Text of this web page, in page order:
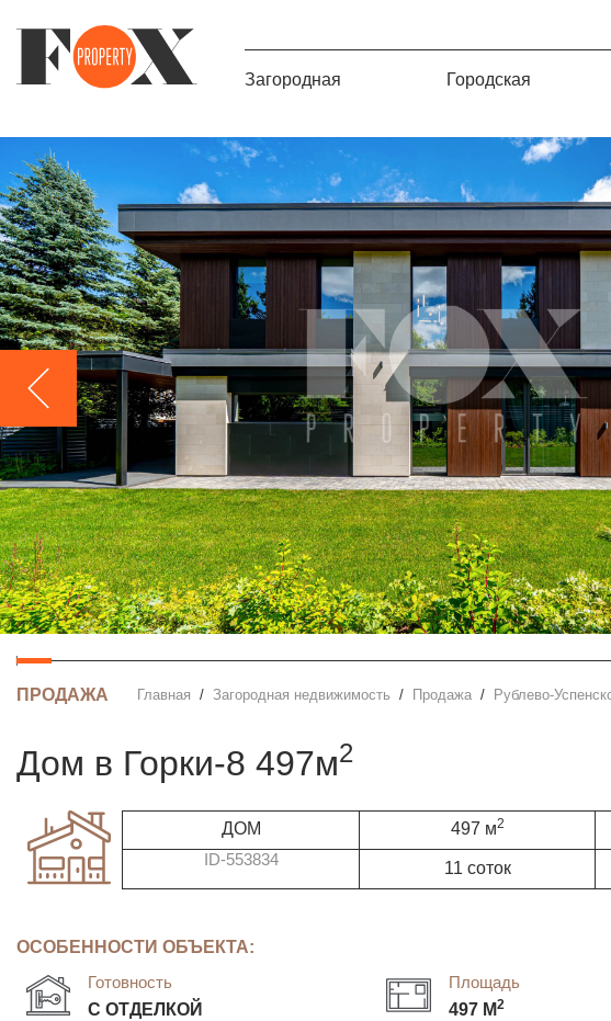
Загородная Городская
ПРОДАЖА Главная Загородная недвижимость Продажа Рублево-
дом в Горки-8 497м2
ДОМ 497 м2
ID-553834 11 соток
ОСОБЕННОСТИ ОБЪЕКТА:
Готовность
С ОТДЕЛКОЙ
Площадь
497 М2